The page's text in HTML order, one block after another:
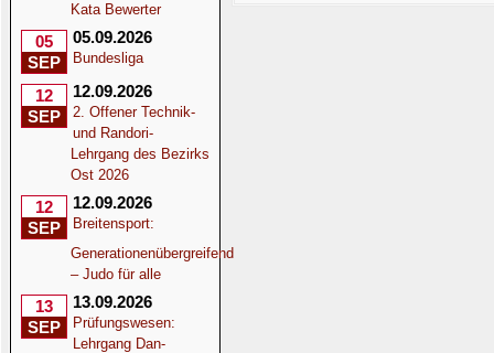
Kata Bewerter
05
SEP
05.09.2026
Bundesliga
12
SEP
12.09.2026
2. Offener Technik-
und Randori-
Lehrgang des Bezirks
Ost 2026
12
SEP
12.09.2026
Breitensport:
Generationenübergreifend
– Judo für alle
13
SEP
13.09.2026
Prüfungswesen:
Lehrgang Dan-